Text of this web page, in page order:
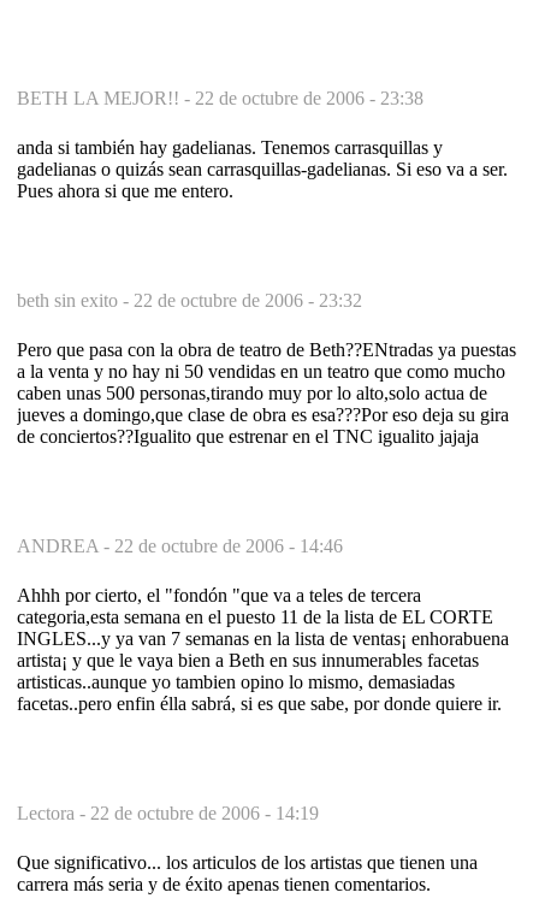
BETH LA MEJOR!! - 22 de octubre de 2006 - 23:38
anda si también hay gadelianas. Tenemos carrasquillas y
gadelianas o quizás sean carrasquillas-gadelianas. Si eso va a ser.
Pues ahora si que me entero.
beth sin exito - 22 de octubre de 2006 - 23:32
Pero que pasa con la obra de teatro de Beth??ENtradas ya puestas
a la venta y no hay ni 50 vendidas en un teatro que como mucho
caben unas 500 personas,tirando muy por lo alto,solo actua de
jueves a domingo,que clase de obra es esa???Por eso deja su gira
de conciertos??Igualito que estrenar en el TNC igualito jajaja
ANDREA - 22 de octubre de 2006 - 14:46
Ahhh por cierto, el "fondón "que va a teles de tercera
categoria,esta semana en el puesto 11 de la lista de EL CORTE
INGLES...y ya van 7 semanas en la lista de ventas¡ enhorabuena
artista¡ y que le vaya bien a Beth en sus innumerables facetas
artisticas..aunque yo tambien opino lo mismo, demasiadas
facetas..pero enfin élla sabrá, si es que sabe, por donde quiere ir.
Lectora - 22 de octubre de 2006 - 14:19
Que significativo... los articulos de los artistas que tienen una
carrera más seria y de éxito apenas tienen comentarios.